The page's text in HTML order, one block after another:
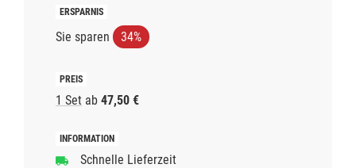
Sie sparen 34%
1 Set ab 47,50 €
Schnelle Lieferzeit